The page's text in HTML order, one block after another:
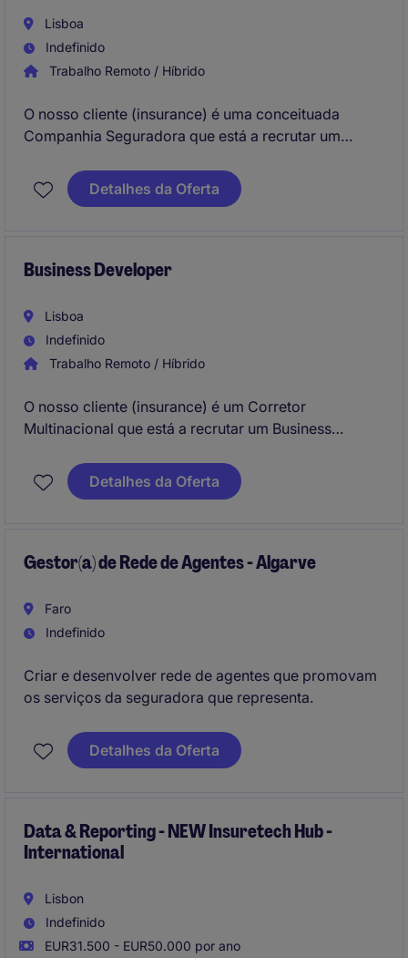
Lisboa
Indefinido
Trabalho Remoto / Híbrido
O nosso cliente (insurance) é uma conceituada
Companhia Seguradora que está a recrutar um
Lisboa (Lisbon). Irá integrar a Direção Comercial a
reportar à Diretora Comercial.
Detalhes da Oferta
Business Developer
Lisboa
Indefinido
Trabalho Remoto / Híbrido
O nosso cliente (insurance) é um Corretor
Multinacional que está a recrutar um Business
(Lisbon). Irá assumir um papel estratégico na
identificação e captação de novos negócios e, no
Detalhes da Oferta
Gestor(a) de Rede de Agentes - Algarve
Faro
Indefinido
Criar e desenvolver rede de agentes que promovam
os serviços da seguradora que representa.
Detalhes da Oferta
Data & Reporting - NEW Insuretech Hub -
International
Lisbon
Indefinido
EUR31.500 - EUR50.000 por ano